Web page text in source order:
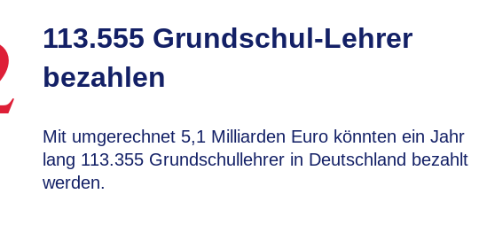
113.555 Grundschul-Lehrer
bezahlen
Mit umgerechnet 5,1 Milliarden Euro könnten ein Jahr
lang 113.355 Grundschullehrer in Deutschland bezahlt
werden.